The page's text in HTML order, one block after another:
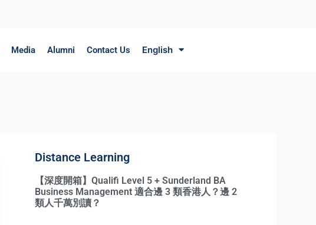
Media Alumni Contact Us English
Distance Learning
【深度開箱】Qualifi Level 5 + Sunderland BA
Business Management 適合邊 3 類香港人？邊 2
類人千萬別讀？